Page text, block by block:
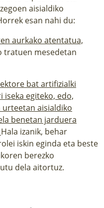
aisialdiko
esan nahi du:
aurkako atentatua,
tratuen mesedetan
bat artifizialki
iseka egiteko, edo,
aisialdiko
benetan jarduera
Hala izanik, behar
iskin eginda eta beste
berezko
dela aitortuz.